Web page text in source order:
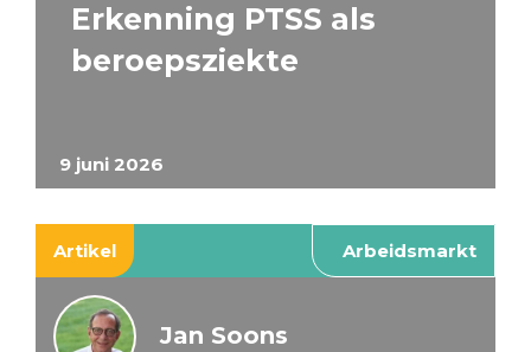
9 juni 2026
Erkenning PTSS als
beroepsziekte
Artikel Arbeidsmarkt
Jan Soons